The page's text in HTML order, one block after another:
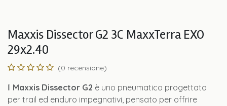
Maxxis Dissector G2 3C MaxxTerra EXO
29x2.40
(0 recensione)
Il Maxxis Dissector G2 è uno pneumatico progettato
per trail ed enduro impegnativi, pensato per offrire